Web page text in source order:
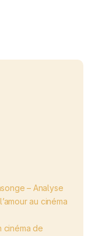
– Analyse
au cinéma
cinéma de